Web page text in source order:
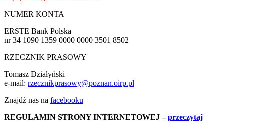
NUMER KONTA
ERSTE Bank Polska
nr 34 1090 1359 0000 0000 3501 8502
RZECZNIK PRASOWY
Tomasz Działyński
e-mail: rzecznikprasowy@poznan.oirp.pl
Znajdź nas na facebooku
REGULAMIN STRONY INTERNETOWEJ – przeczytaj